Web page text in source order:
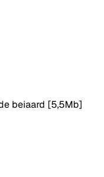
beiaard [5,5Mb]